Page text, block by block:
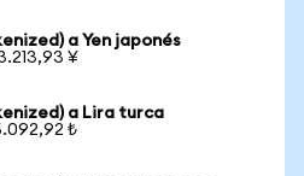
a Yen japonés
¥
a Lira turca
₺